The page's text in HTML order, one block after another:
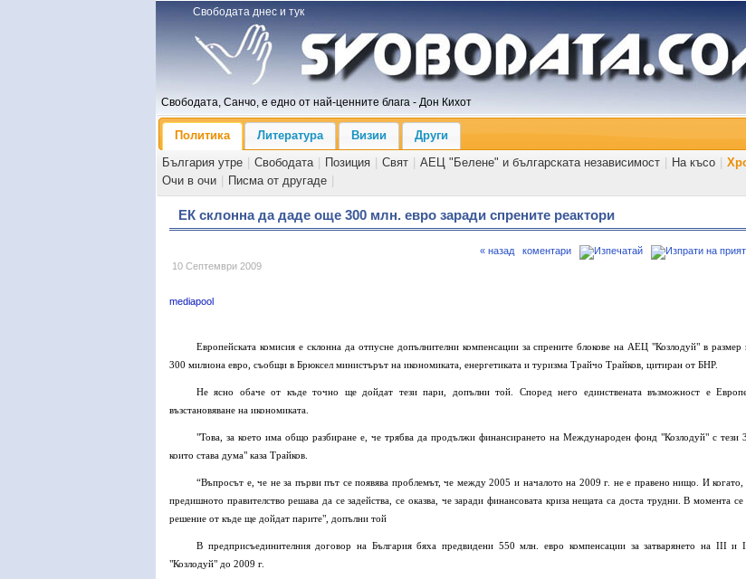
Свободата днес и тук
Свободата, Санчо, е едно от най-ценните блага - Дон Кихот
Политика Литература Визии
Други
България утре
Свободата Позиция Свят АЕЦ "Белене" и българската независимост На късо
Очи в очи
Писма от другаде
ЕК склонна да даде още 300 млн. евро заради спрените реактори
10 Септември 2009
« назад коментари
mediapool
Европейската комисия е склонна да отпусне допълнителни компенсации за спрените блокове на АЕЦ "Козлодуй" в размер
300 милиона евро, съобщи в Брюксел министърът на икономиката, енергетиката и туризма Трайчо Трайков, цитиран от БНР.
Не ясно обаче от къде точно ще дойдат тези пари, допълни той. Според него единствената възможност е
възстановяване на икономиката.
"Това, за което има общо разбиране е, че трябва да продължи финансирането на Международен фонд "Козлодуй" с тези
които става дума" каза Трайков.
“Въпросът е, че не за първи път се появява проблемът, че между 2005 и началото на 2009 г. не е правено нищо. И когато,
предишното правителство решава да се задейства, се оказва, че заради финансовата криза нещата са доста трудни. В момента
решение от къде ще дойдат парите", допълни той
В предприсъединителния договор на България бяха предвидени 550 млн. евро компенсации за затварянето на ІІІ
"Козлодуй" до 2009 г.